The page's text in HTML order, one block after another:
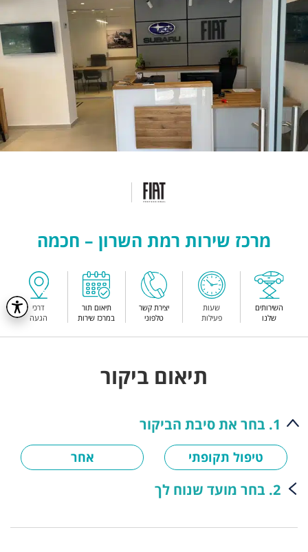
מרכז שירות רמת השרון – חכמה
השירותים
שלנו
שעות
פעילות
יצירת קשר
טלפוני
תיאום תור
במרכז שירות
דרכי
הגעה
תיאום ביקור
1. בחר את סיבת הביקור
טיפול תקופתי אחר
2. בחר מועד שנוח לך